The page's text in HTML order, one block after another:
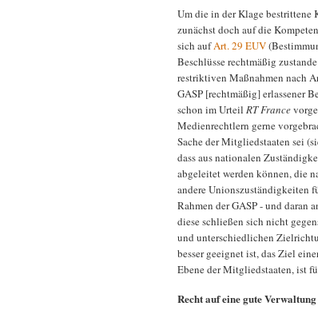
Um die in der Klage bestrittene
zunächst doch auf die
sich aufArt. 29 EUV
Beschlüsse rechtmäßig
restriktiven Maßnahmen nach
GASP [rechtmäßig] erlassener
schon im Urteil RT France
Medienrechtlern gerne
Sache der Mitgliedstaaten sei
dass aus nationalen
abgeleitet werden können, die
andere Unionszuständigkeiten
Rahmen der GASP - und daran
diese schließen sich nicht
und unterschiedlichen
besser geeignet ist, das Ziel
Ebene der Mitgliedstaaten, ist
Recht auf eine gute Verwaltung